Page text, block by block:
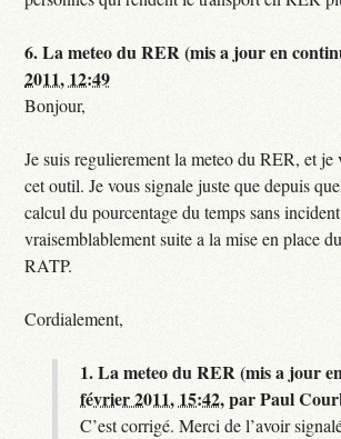
6.La meteo du RER (mis a jour en
2011, 12:49
Bonjour,
Je suis regulierement la meteo du RER, et je
cet outil. Je vous signale juste que depuis
calcul du pourcentage du temps sans
vraisemblablement suite a la mise en place
RATP.
Cordialement,
1.La meteo du RER (mis a jour
février 2011, 15:42,parPaul
C’est corrigé. Merci de l’avoir